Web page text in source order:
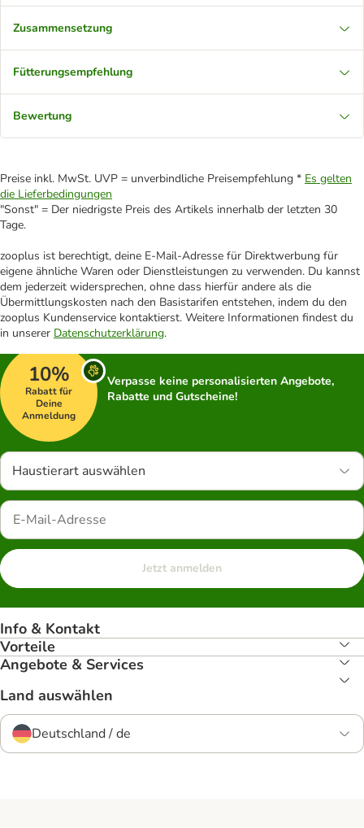
Zusammensetzung
Fütterungsempfehlung
Bewertung
Preise inkl. MwSt. UVP = unverbindliche Preisempfehlung * Es gelten
die Lieferbedingungen
"Sonst" = Der niedrigste Preis des Artikels innerhalb der letzten 30
Tage.
zooplus ist berechtigt, deine E-Mail-Adresse für Direktwerbung für
eigene ähnliche Waren oder Dienstleistungen zu verwenden. Du kannst
dem jederzeit widersprechen, ohne dass hierfür andere als die
Übermittlungskosten nach den Basistarifen entstehen, indem du den
zooplus Kundenservice kontaktierst. Weitere Informationen findest du
in unserer Datenschutzerklärung.
10%
Rabatt für
Deine
Anmeldung
Verpasse keine personalisierten Angebote,
Rabatte und Gutscheine!
Haustierart auswählen
Jetzt anmelden
Info & Kontakt
Vorteile
Angebote & Services
Land auswählen
Deutschland / de